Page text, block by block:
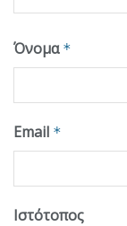
Όνομα *
Email *
Ιστότοπος